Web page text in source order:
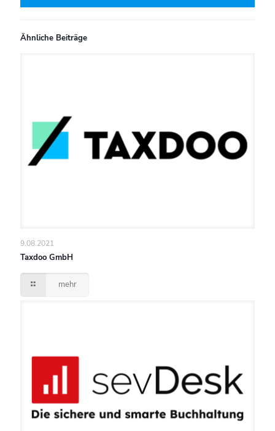
Ähnliche Beiträge
9.08.2021
Taxdoo GmbH
mehr